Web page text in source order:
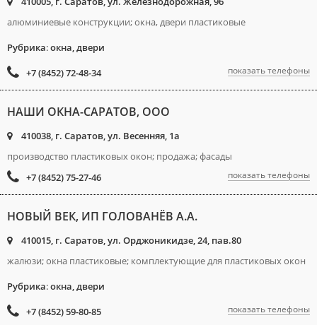
алюминиевые конструкции; окна, двери пластиковые
Рубрика:окна, двери
+7 (8452) 72-48-34
показать телефоны
НАШИ ОКНА-САРАТОВ, ООО
410038, г. Саратов, ул. Весенняя, 1а
производство пластиковых окон; продажа; фасады
+7 (8452) 75-27-46
показать телефоны
НОВЫЙ ВЕК, ИП ГОЛОВАНЁВ А.А.
410015, г. Саратов, ул. Орджоникидзе, 24, пав.80
жалюзи; окна пластиковые; комплектующие для пластиковых окон
Рубрика:окна, двери
+7 (8452) 59-80-85
показать телефоны